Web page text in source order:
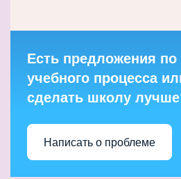
Есть предложения по
учебного процесса
сделать школу
Написать о проблеме